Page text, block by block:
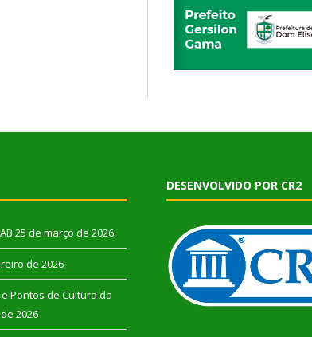
25 de março de 2026
de 2026
Pontos de Cultura da
2026
DESENVOLVIDO POR CR2